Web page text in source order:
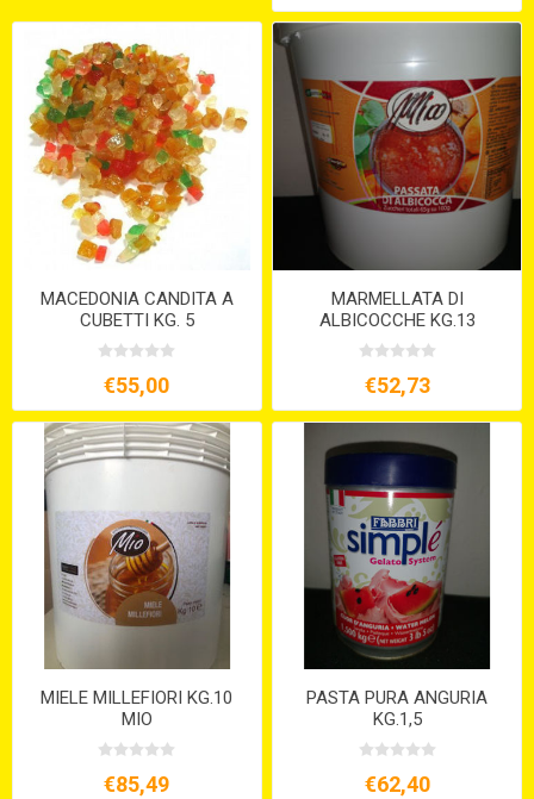
MACEDONIA CANDITA A
CUBETTI KG. 5
€55,00
MARMELLATA DI
ALBICOCCHE KG.13
€52,73
MIELE MILLEFIORI KG.10
MIO
€85,49
PASTA PURA ANGURIA
KG.1,5
€62,40